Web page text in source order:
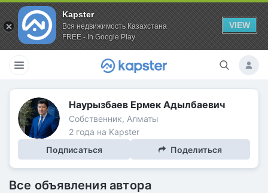
Kapster
Вся недвижимость Казахстана
FREE - In Google Play
VIEW
Наурызбаев Ермек Адылбаевич
Собственник, Алматы
2 года на Kapster
Подписаться
Поделиться
Все объявления автора